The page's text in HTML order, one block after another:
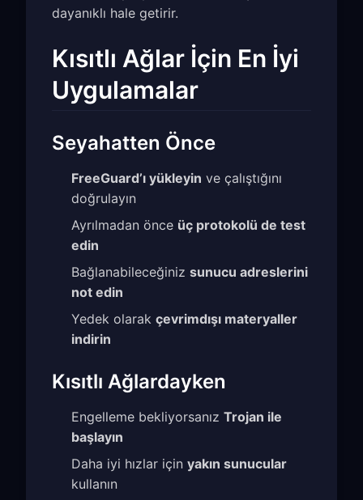
dayanıklı hale getirir.
Kısıtlı Ağlar İçin En İyi
Uygulamalar
Seyahatten Önce
FreeGuard’ı yükleyin ve çalıştığını
doğrulayın
Ayrılmadan önce üç protokolü de test
edin
Bağlanabileceğiniz sunucu adreslerini
not edin
Yedek olarak çevrimdışı materyaller
indirin
Kısıtlı Ağlardayken
Engelleme bekliyorsanız Trojan ile
başlayın
Daha iyi hızlar için yakın sunucular
kullanın